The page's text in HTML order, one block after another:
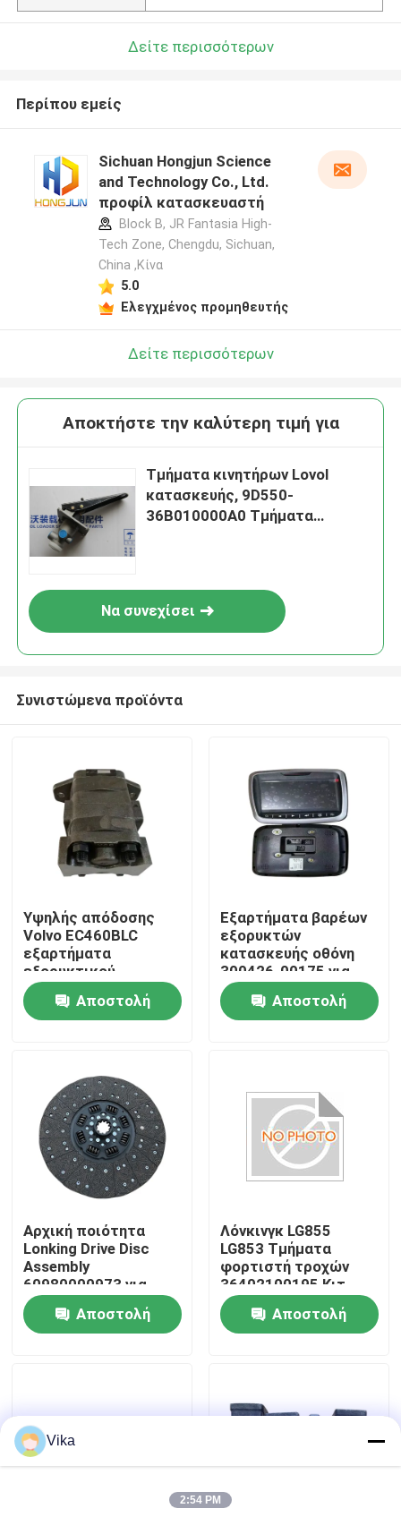
Αρχική Σελίδα
Σχετικά με εμάς
Γύρος εργοστασίων
Ποιοτικός έλεγχος
επαφή
Νέα
Ανταλλακτικά Liugong
Ανταλλακτικά Cummins
Δείτε περισσότερων
Περίπου εμείς
Sichuan Hongjun Science
and Technology Co., Ltd.
προφίλ κατασκευαστή
Block B, JR Fantasia High-
Tech Zone, Chengdu, Sichuan,
China ,Κίνα
5.0
Ελεγχμένος προμηθευτής
Δείτε περισσότερων
Αποκτήστε την καλύτερη τιμή για
Τμήματα κινητήρων Lovol
κατασκευής, 9D550-
36B010000A0 Τμήματα
Να συνεχίσει
Συνιστώμενα προϊόντα
Υψηλής απόδοσης
Volvo EC460BLC
εξαρτήματα
εξορυκτικού
μηχανήματος αντλία
14561971 για
συντήρηση
Αποστολή
Εξαρτήματα βαρέων
εξορυκτών
κατασκευής οθόνη
300426-00175 για
Doosan DX500 Μέρη
συντήρησηΑποστολή
Αρχική ποιότητα
Lonking Drive Disc
Assembly
60980000973 για
φορτιστή τροχών
Αποστολή
Λόνκινγκ LG855
LG853 Τμήματα
φορτιστή τροχών
36402100195 Κιτ
σφραγίδας
πετρελαίουΑποστολή
Vika
2:54 PM